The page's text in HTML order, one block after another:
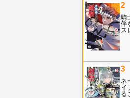
2
騎
伴
ス
3
ネ
イ
る